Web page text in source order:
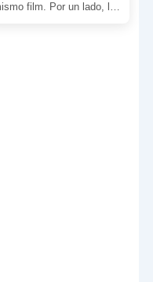
film. Por un lado, la